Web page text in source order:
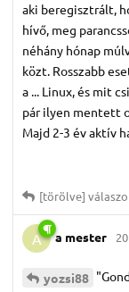
aki beregisztrált,
hívő, meg
néhány hónap
közt. Rosszabb
a ... Linux, és mit
pár ilyen mentett
Majd 2-3 év aktív
[törölve]
A a mester
yozsi88